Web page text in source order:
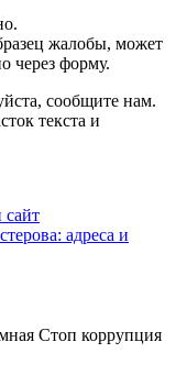
жалобы, может
через форму.
сообщите нам.
текста и
адреса и
Стоп коррупция